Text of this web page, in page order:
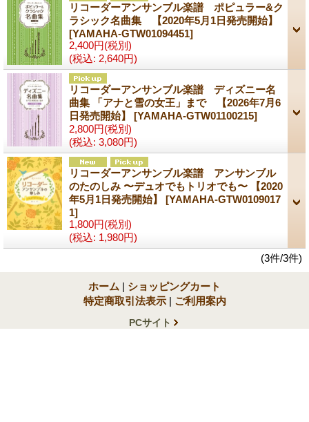
リコーダーアンサンブル楽譜 ポピュラー&ク
ラシック名曲集 【2020年5月1日発売開始】
[YAMAHA-GTW01094451]
2,400円(税別)
(税込: 2,640円)
リコーダーアンサンブル楽譜 ディズニー名
曲集 「アナと雪の女王」まで 【2026年7月6
日発売開始】 [YAMAHA-GTW01100215]
2,800円(税別)
(税込: 3,080円)
リコーダーアンサンブル楽譜 アンサンブル
のたのしみ 〜デュオでもトリオでも〜 【2020
年5月1日発売開始】 [YAMAHA-GTW0109017
1]
1,800円(税別)
(税込: 1,980円)
(3件/3件)
ホーム | ショッピングカート
特定商取引法表示 | ご利用案内
PCサイト